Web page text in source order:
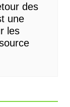
des
une
les